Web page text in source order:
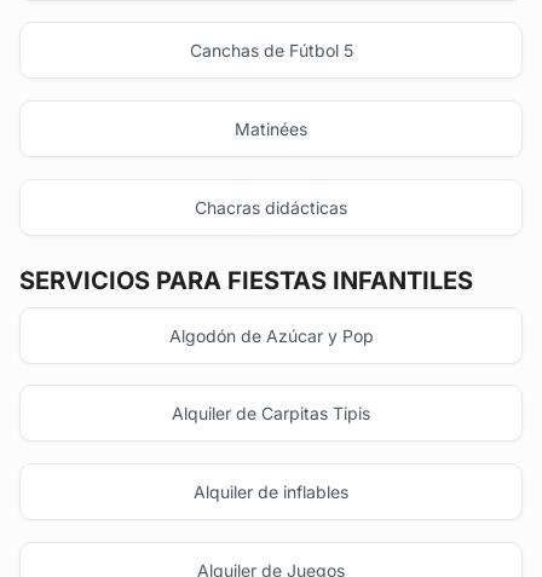
Canchas de Fútbol 5
Matinées
Chacras didácticas
SERVICIOS PARA FIESTAS INFANTILES
Algodón de Azúcar y Pop
Alquiler de Carpitas Tipis
Alquiler de inflables
Alquiler de Juegos